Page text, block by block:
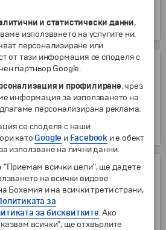
от един турист
от3 г. 140€ 273.82лв.
г.)
25 г. 7.93€ 15.51лв.
в стаята на двамата родители
11 г. 18.40 € 35.99
туристически автобус (климатик,
хотел *** в Будапеща
и статистически данни,
използването на услугите ни.
персонализиране или
от тази информация се споделя с
партньор Google.
и профилиране, чрез
информация за използването на
персонализирана реклама.
се споделя с наши
като Google и Facebook и е обект
използване на лични данни.
"Приемам всички цели", ще дадете
на всички видове
Бохемия и на всички трети страни,
за
за бисквитките. Ако
всички", ще отхвърлите